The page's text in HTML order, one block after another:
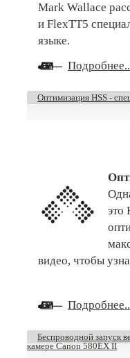
Mark Wallace
и FlexTT5
языке.
Оптимизация HSS -
это
видео, чтобы
Беспроводной запуск
камере Canon 580EX II